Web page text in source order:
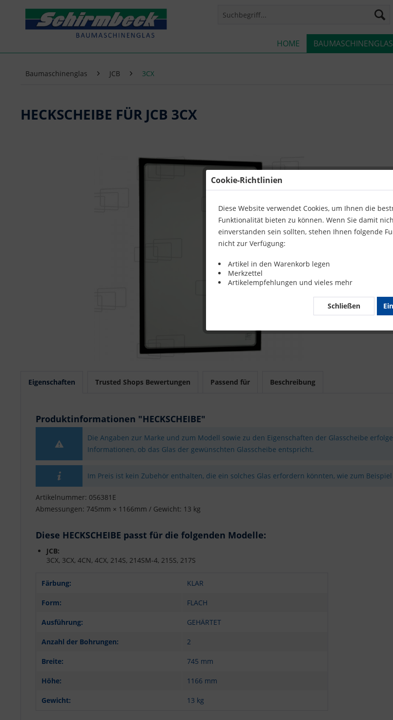
HOME BAUMASCHINENGLAS
Baumaschinenglas JCB 3CX
HECKSCHEIBE FÜR JCB 3CX
Eigenschaften Trusted Shops Bewertungen Passend für Beschreibung
Produktinformationen "HECKSCHEIBE"
Die Angaben zur Marke und zum Modell sowie zu den Eigenschaften der Glasscheibe
Informationen, ob das Glas der gewünschten Glasscheibe entspricht.
Im Preis ist kein Zubehör enthalten, die ein solches Glas erfordern könnten, wie zum
Artikelnummer: 056381E
Abmessungen: 745mm × 1166mm / Gewicht: 13 kg
Diese HECKSCHEIBE passt für die folgenden Modelle:
JCB:
3CX, 3CX, 4CN, 4CX, 214S, 214SM-4, 215S, 217S
Färbung: KLAR
Form: FLACH
Ausführung: GEHÄRTET
Anzahl der Bohrungen: 2
Breite: 745 mm
Höhe: 1166 mm
Gewicht: 13 kg
Cookie-Richtlinien
Diese Website verwendet Cookies, um Ihnen die
Funktionalität bieten zu können. Wenn Sie damit
einverstanden sein sollten, stehen Ihnen folgende
nicht zur Verfügung:
Artikel in den Warenkorb legen
Merkzettel
Artikelempfehlungen und vieles mehr
Schließen